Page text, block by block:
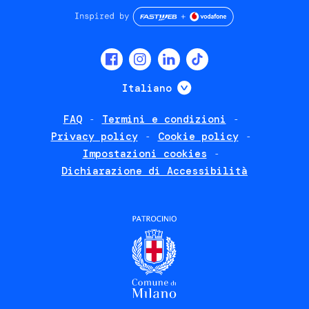
Italiano Mostra ulteriori
FAQ
Termini e condizioni
Privacy policy
Cookie policy
Impostazioni cookies
Dichiarazione di Accessibilità